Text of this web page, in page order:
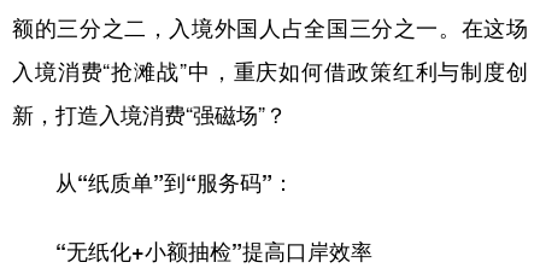
额的三分之二，入境外国人占全国三分之一。在这场
入境消费“抢滩战”中，重庆如何借政策红利与制度创
新，打造入境消费“强磁场”？
从“纸质单”到“服务码”：
“无纸化+小额抽检”提高口岸效率